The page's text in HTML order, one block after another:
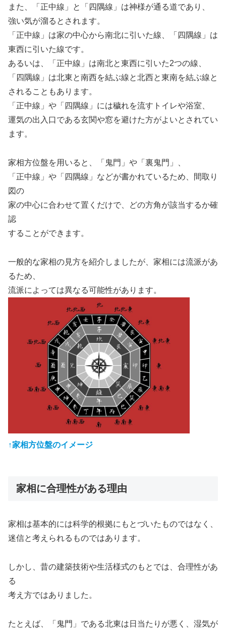
また、「正中線」と「四隅線」は神様が通る道であり、
強い気が溜るとされます。
「正中線」は家の中心から南北に引いた線、「四隅線」は
東西に引いた線です。
あるいは、「正中線」は南北と東西に引いた2つの線、
「四隅線」は北東と南西を結ぶ線と北西と東南を結ぶ線と
されることもあります。
「正中線」や「四隅線」には穢れを流すトイレや浴室、
運気の出入口である玄関や窓を避けた方がよいとされてい
ます。
家相方位盤を用いると、「鬼門」や「裏鬼門」、
「正中線」や「四隅線」などが書かれているため、間取り
図の
家の中心に合わせて置くだけで、どの方角が該当するか確
認
することができます。
一般的な家相の見方を紹介しましたが、家相には流派があ
るため、
流派によっては異なる可能性があります。
↑家相方位盤のイメージ
家相に合理性がある理由
家相は基本的には科学的根拠にもとづいたものではなく、
迷信と考えられるものではあります。
しかし、昔の建築技術や生活様式のもとでは、合理性があ
る
考え方ではありました。
たとえば、「鬼門」である北東は日当たりが悪く、湿気が